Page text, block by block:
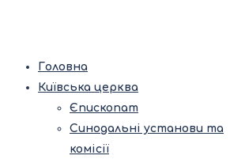
Головна
Київська церква
Єпископат
Синодальні установи та
комісії